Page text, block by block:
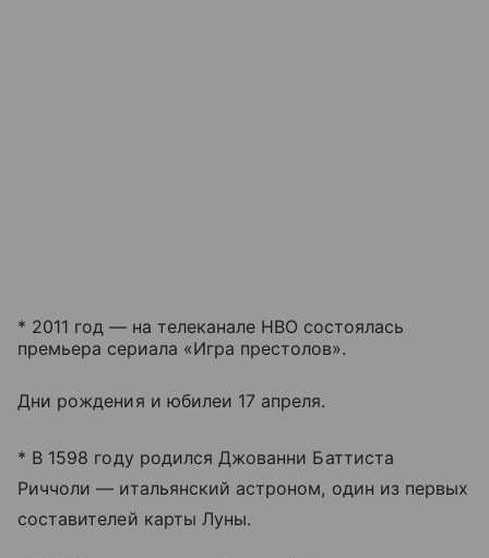
* 2011 год — на телеканале HBO состоялась
премьера сериала «Игра престолов».
Дни рождения и юбилеи 17 апреля.
* В 1598 году родился Джованни Баттиста
Риччоли — итальянский астроном, один из первых
составителей карты Луны.